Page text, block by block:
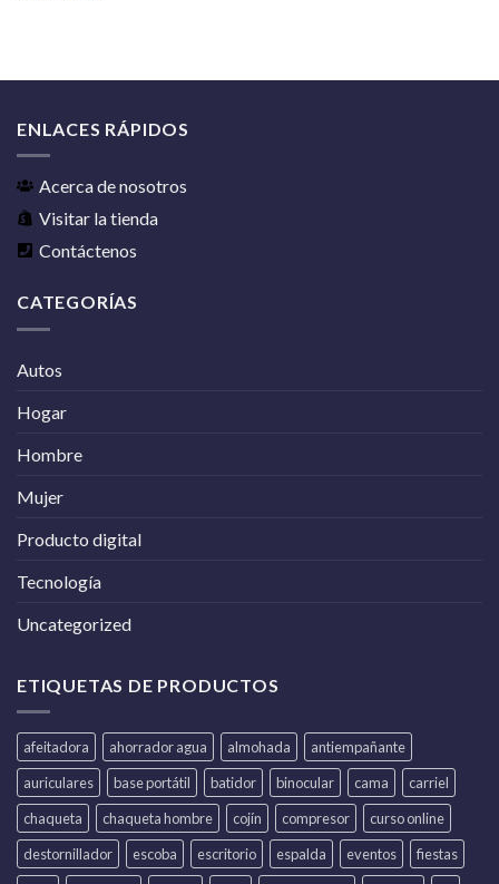
ENLACES RÁPIDOS
Acerca de nosotros
Visitar la tienda
Contáctenos
CATEGORÍAS
Autos
Hogar
Hombre
Mujer
Producto digital
Tecnología
Uncategorized
ETIQUETAS DE PRODUCTOS
afeitadora ahorrador agua almohada
antiempañante
auriculares
base portátil batidor binocular cama
carriel
chaqueta
chaqueta hombre cojín compresor
curso online
destornillador
escoba escritorio espalda eventos
fiestas